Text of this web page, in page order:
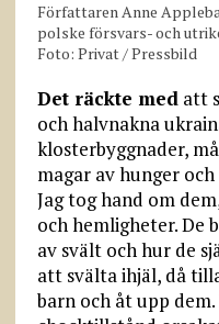
Författaren Anne
polske försvars- och
Foto: Privat / Pressbild
Det räckte medatt
och halvnakna
klosterbyggnader,
magar av hunger
Jag tog hand om
och hemligheter. De
av svält och hur de
att svälta ihjäl, då
barn och åt upp